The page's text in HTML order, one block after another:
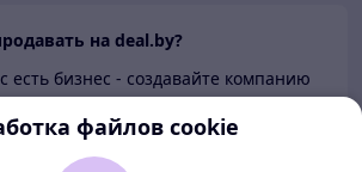
на deal.by?
есть бизнес - создавайте компанию
продавать на deal.by
файлов cookie